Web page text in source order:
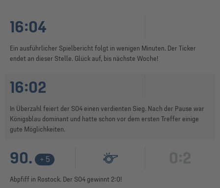
16:04
Ein ausführlicher Spielbericht folgt in wenigen Minuten. Der Ticker
endet an dieser Stelle. Glück auf, bis nächste Woche!
16:02
In Überzahl feiert der S04 einen verdienten Sieg. Nach der Pause war
Königsblau dominant und hatte schon vor dem ersten Treffer einige
gute Möglichkeiten.
90. + 5
Abpfiff in Rostock. Der S04 gewinnt 2:0!